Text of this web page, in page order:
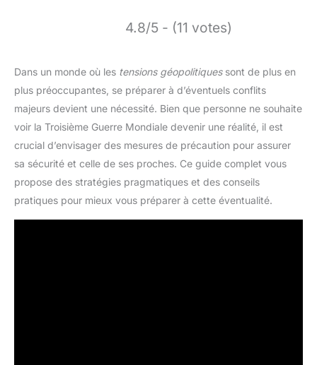
4.8/5 - (11 votes)
Dans un monde où les tensions géopolitiquessont de plus en
plus préoccupantes, se préparer à d’éventuels conflits
majeurs devient une nécessité. Bien que personne ne souhaite
voir la Troisième Guerre Mondiale devenir une réalité, il est
crucial d’envisager des mesures de précaution pour assurer
sa sécurité et celle de ses proches. Ce guide complet vous
propose des stratégies pragmatiques et des conseils
pratiques pour mieux vous préparer à cette éventualité.